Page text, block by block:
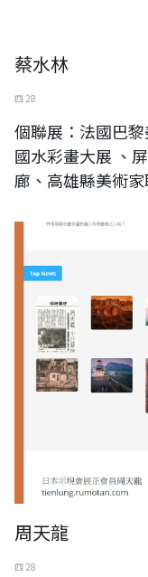
蔡水林
四 28
個聯展：法國巴
國水彩畫大展 、
廊、高雄縣美術
周天龍
四 28